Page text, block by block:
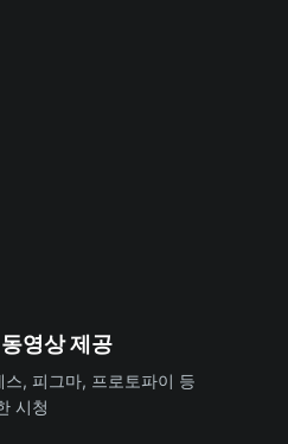
영상 제공
, 피그마, 프로토파이 등
시청